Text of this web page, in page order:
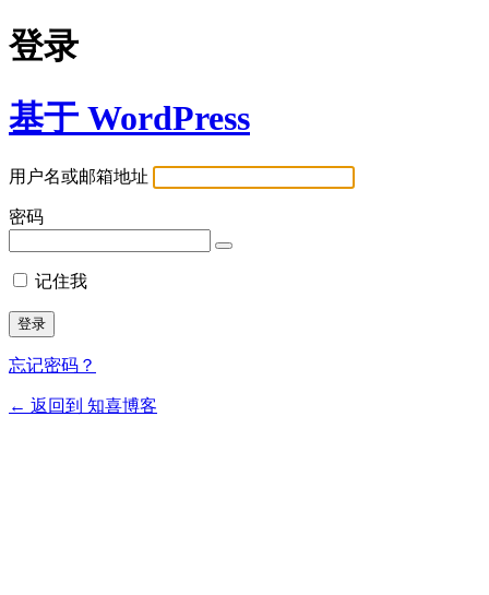
登录
基于 WordPress
用户名或邮箱地址
密码
记住我
忘记密码？
← 返回到 知喜博客